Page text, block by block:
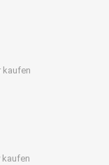
kaufen